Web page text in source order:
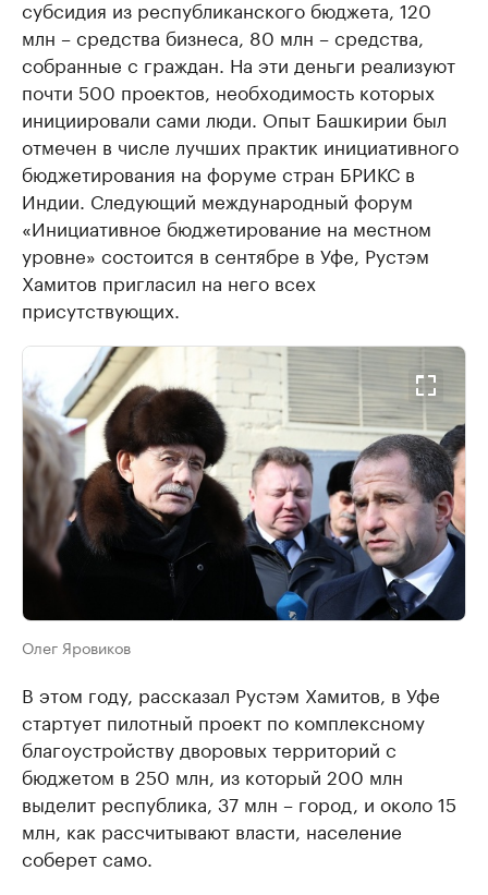
субсидия из республиканского бюджета, 120
млн – средства бизнеса, 80 млн – средства,
собранные с граждан. На эти деньги реализуют
почти 500 проектов, необходимость которых
инициировали сами люди. Опыт Башкирии был
отмечен в числе лучших практик инициативного
бюджетирования на форуме стран БРИКС в
Индии. Следующий международный форум
«Инициативное бюджетирование на местном
уровне» состоится в сентябре в Уфе, Рустэм
Хамитов пригласил на него всех
присутствующих.
Олег Яровиков
В этом году, рассказал Рустэм Хамитов, в Уфе
стартует пилотный проект по комплексному
благоустройству дворовых территорий с
бюджетом в 250 млн, из который 200 млн
выделит республика, 37 млн – город, и около 15
млн, как рассчитывают власти, население
соберет само.